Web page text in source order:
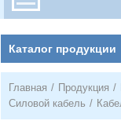
Каталог продукции
Главная / Продукция /
Силовой кабель /